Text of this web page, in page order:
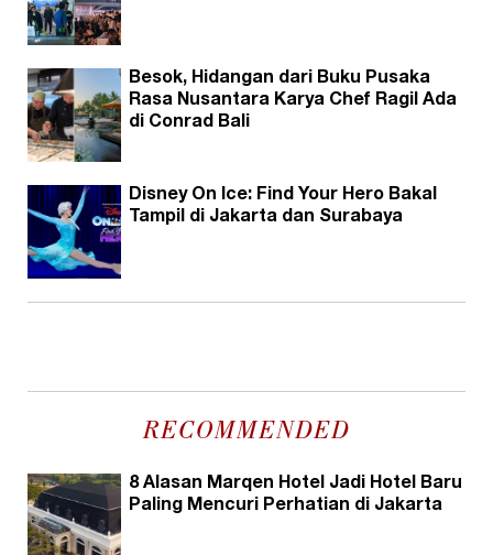
Besok, Hidangan dari Buku Pusaka
Rasa Nusantara Karya Chef Ragil Ada
di Conrad Bali
Disney On Ice: Find Your Hero Bakal
Tampil di Jakarta dan Surabaya
RECOMMENDED
8 Alasan Marqen Hotel Jadi Hotel Baru
Paling Mencuri Perhatian di Jakarta